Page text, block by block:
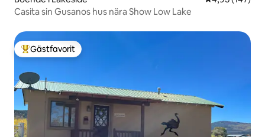
Casita sin Gusanos hus nära Show Low Lake
Populär gästfavorit
Gästfavorit